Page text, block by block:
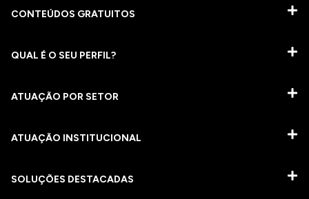
CONTEÚDOS GRATUITOS
QUAL É O SEU PERFIL?
ATUAÇÃO POR SETOR
ATUAÇÃO INSTITUCIONAL
SOLUÇÕES DESTACADAS